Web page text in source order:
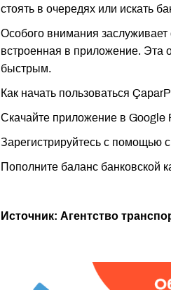
стоять в очередях или искать
Особого внимания
встроенная в приложение. Эта
быстрым.
Как начать пользоваться
Скачайте приложение в Google
Зарегистрируйтесь с помощью
Пополните баланс банковской
Источник: Агентство